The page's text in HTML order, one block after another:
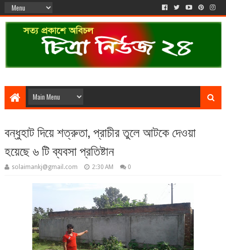
বন্ধুহাট দিয়ে শত্রুতা, প্রাচীর তুলে আটকে দেওয়া
হয়েছে ৬ টি ব্যবসা প্রতিষ্টান
solaimankj@gmail.com 2:30 AM 0